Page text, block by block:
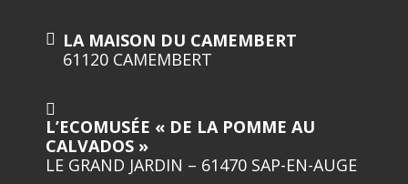
LA MAISON DU CAMEMBERT
61120 CAMEMBERT
L’ECOMUSÉE « DE LA POMME AU
CALVADOS »
LE GRAND JARDIN – 61470 SAP-EN-AUGE